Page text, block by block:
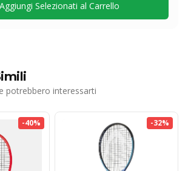
Aggiungi Selezionati al Carrello
potrebbero interessarti
-40% -32%